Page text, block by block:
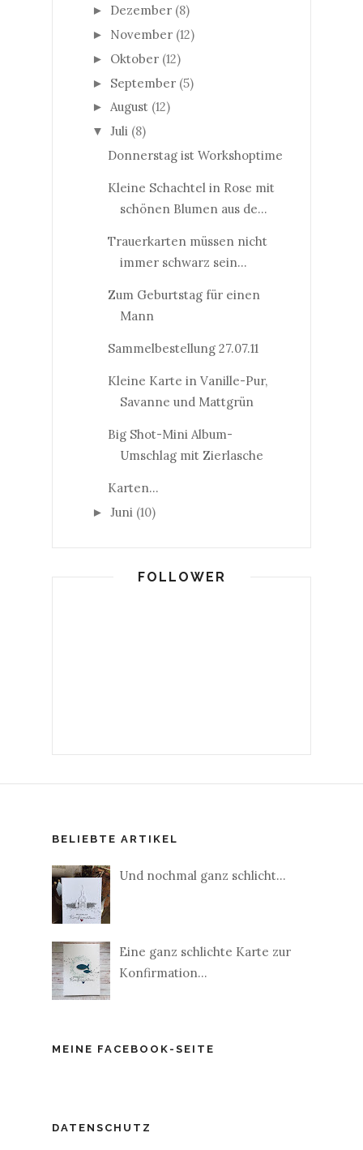
► Dezember (8)
► November (12)
► Oktober (12)
► September (5)
► August (12)
▼ Juli (8)
Donnerstag ist Workshoptime
Kleine Schachtel in Rose mit
schönen Blumen aus de...
Trauerkarten müssen nicht
immer schwarz sein...
Zum Geburtstag für einen
Mann
Sammelbestellung 27.07.11
Kleine Karte in Vanille-Pur,
Savanne und Mattgrün
Big Shot-Mini Album-
Umschlag mit Zierlasche
Karten...
► Juni (10)
FOLLOWER
BELIEBTE ARTIKEL
Und nochmal ganz schlicht...
Eine ganz schlichte Karte zur
Konfirmation...
MEINE FACEBOOK-SEITE
DATENSCHUTZ